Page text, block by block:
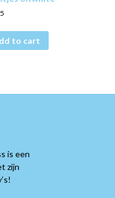
to cart
is een
zijn